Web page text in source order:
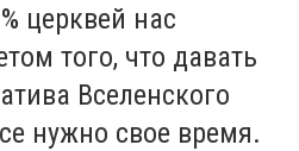
церквей нас
того, что давать
Вселенского
нужно свое время.